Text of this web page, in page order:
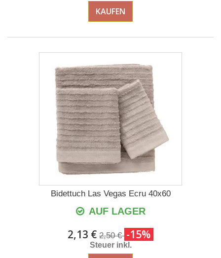
KAUFEN
Bidettuch Las Vegas Ecru 40x60
AUF LAGER
2,13 € 2,50 € -15%
Steuer inkl.